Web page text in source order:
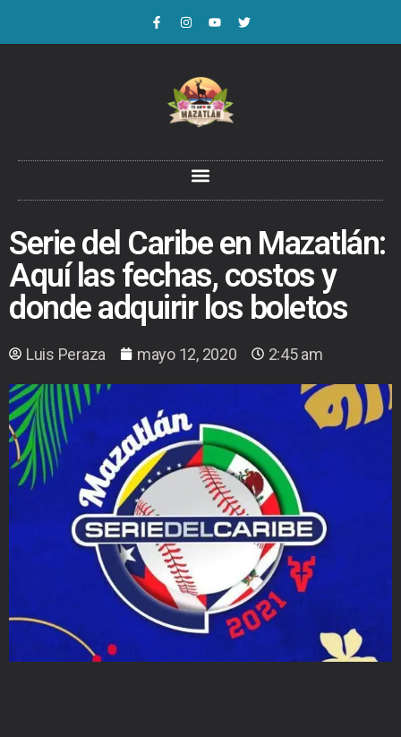
Serie del Caribe en Mazatlán:
Aquí las fechas, costos y
donde adquirir los boletos
Luis Peraza mayo 12, 2020 2:45 am